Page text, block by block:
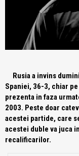
Rusia a invins
Spaniei, 36-3, chiar
prezenta in faza
2003. Peste doar
acestei partide, care
acestei duble va juca
recalificarilor.